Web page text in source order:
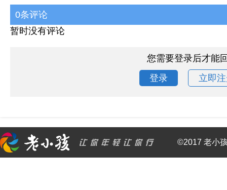
0条评论
暂时没有评论
您需要登录后才能
登录
立即
©2017 老小